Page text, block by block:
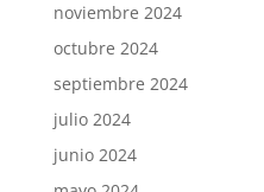
noviembre 2024
octubre 2024
septiembre 2024
julio 2024
junio 2024